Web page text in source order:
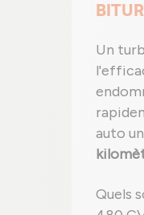
Un
auto
Quels